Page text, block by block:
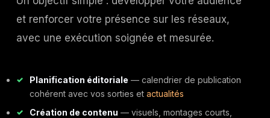
et renforcer votre présence sur les réseaux,
avec une exécution soignée et mesurée.
Planification éditoriale — calendrier de publication
cohérent avec vos sorties etactualités
Création de contenu — visuels, montages courts,